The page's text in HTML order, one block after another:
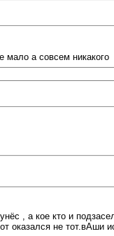
мало а совсем никакого
, а кое кто и
оказался не тот.вАши